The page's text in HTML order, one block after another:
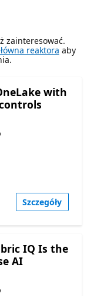
zainteresować.
reaktora aby
with
Szczegóły
IQ Is the
AI